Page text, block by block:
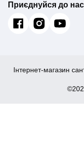
Приєднуйся до нас
Інтернет-магазин